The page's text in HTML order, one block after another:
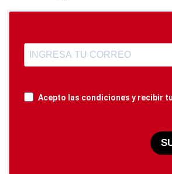
Acepto las condiciones y recibir